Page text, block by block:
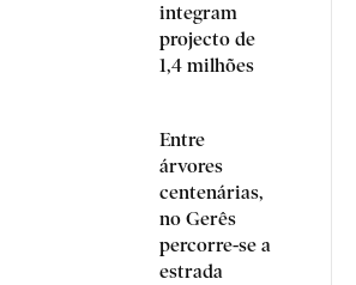
integram
projecto de
1,4 milhões
Entre
árvores
centenárias,
no Gerês
percorre-se a
estrada